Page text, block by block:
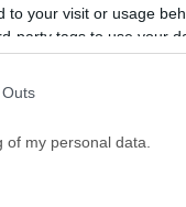
to your visit or usage
party tags to use your
my personal data.